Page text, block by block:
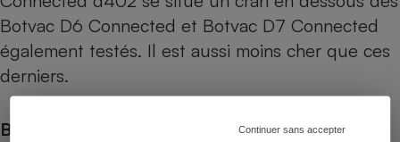
Continuer sans accepter
Botvac D6 Connected et Botvac D7 Connected
également testés. Il est aussi moins cher que ces
derniers.
Bon à savoir :
Neato propose une application